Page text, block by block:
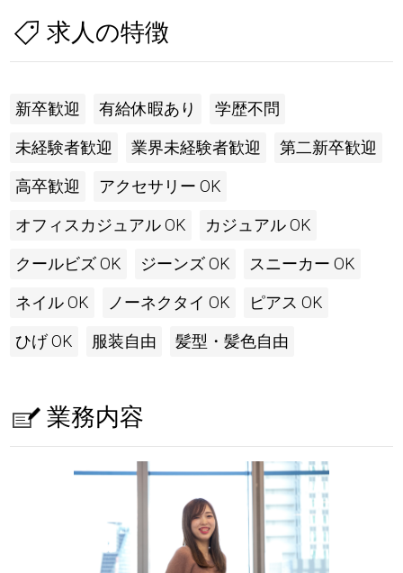
求人の特徴
新卒歓迎 有給休暇あり 学歴不問
未経験者歓迎 業界未経験者歓迎 第二新卒歓迎
高卒歓迎 アクセサリー OK
オフィスカジュアル OK カジュアル OK
クールビズ OK ジーンズ OK スニーカー OK
ネイル OK ノーネクタイ OK ピアス OK
ひげ OK 服装自由 髪型・髪色自由
業務内容